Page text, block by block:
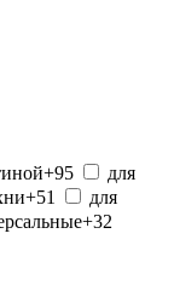
+95
для
+51
для
+32